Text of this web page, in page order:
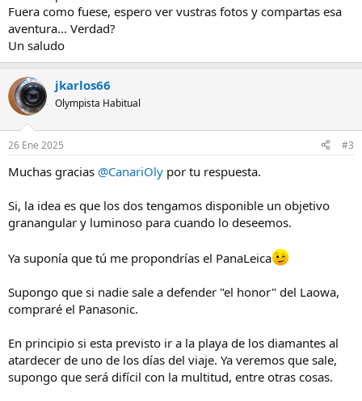
Fuera como fuese, espero ver vustras fotos y compartas esa
aventura... Verdad?
Un saludo
jkarlos66
Olympista Habitual
26 Ene 2025 #3
Muchas gracias @CanariOly por tu respuesta.
Si, la idea es que los dos tengamos disponible un objetivo
granangular y luminoso para cuando lo deseemos.
Ya suponía que tú me propondrías el PanaLeica
Supongo que si nadie sale a defender "el honor" del Laowa,
compraré el Panasonic.
En principio si esta previsto ir a la playa de los diamantes al
atardecer de uno de los días del viaje. Ya veremos que sale,
supongo que será difícil con la multitud, entre otras cosas.